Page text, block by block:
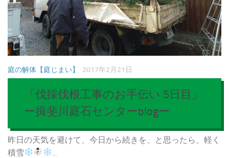
庭の解体【庭じまい】 2017年2月21日
「伐採伐根工事のお手伝い 5日目」
ー揖斐川庭石センターblogー
昨日の天気を避けて、今日から続きを、と思ったら、軽く
積雪